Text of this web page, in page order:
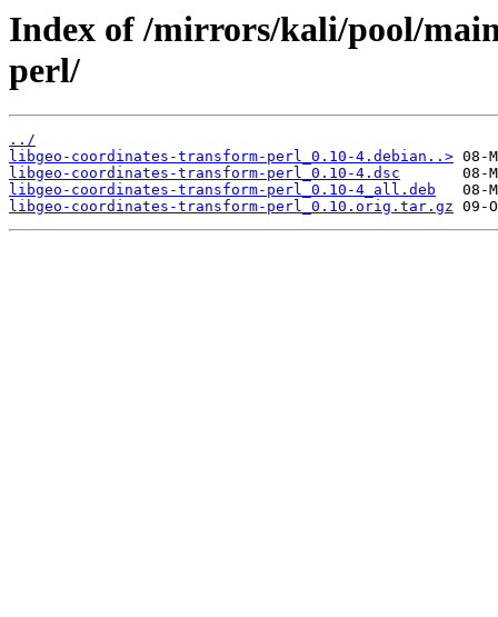
Index of /mirrors/kali/pool/
perl/
../
libgeo-coordinates-transform-perl_0.10-4.debian..>
libgeo-coordinates-transform-perl_0.10-4.dsc
libgeo-coordinates-transform-perl_0.10-4_all.deb
libgeo-coordinates-transform-perl_0.10.orig.tar.gz